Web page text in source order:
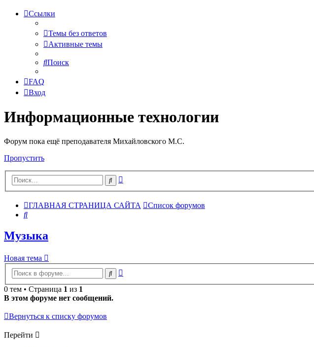
Ссылки
Темы без ответов
Активные темы
Поиск
FAQ
Вход
Информационные технологии
Форум пока ещё преподавателя Михайловского М.С.
Пропустить
Поиск
ГЛАВНАЯ СТРАНИЦА САЙТА
Список форумов
Поиск
Музыка
Новая тема
Поиск
0 тем • Страница 1 из 1
В этом форуме нет сообщений.
Вернуться к списку форумов
Перейти